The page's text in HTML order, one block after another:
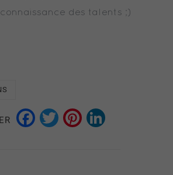
des talents ;)
Facebook
Twitter
Pinterest